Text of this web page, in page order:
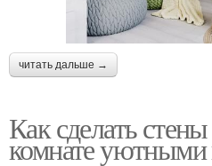
читать дальше →
Как сделать
комнате